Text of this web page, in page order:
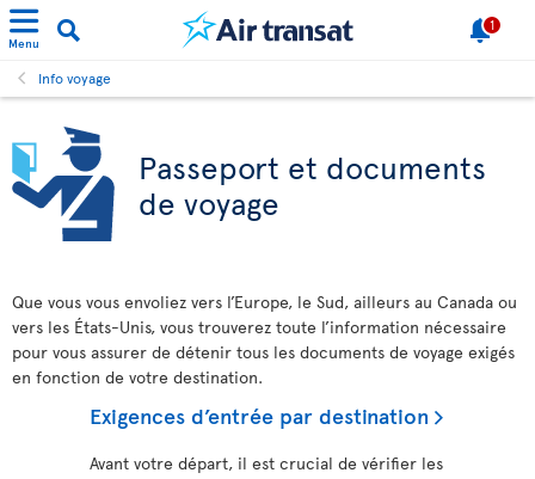
Menu
1
Info voyage
Passeport et documents
de voyage
Que vous vous envoliez vers l’Europe, le Sud, ailleurs au Canada ou
vers les États-Unis, vous trouverez toute l’information nécessaire
pour vous assurer de détenir tous les documents de voyage exigés
en fonction de votre destination.
Exigences d’entrée par destination
Avant votre départ, il est crucial de vérifier les